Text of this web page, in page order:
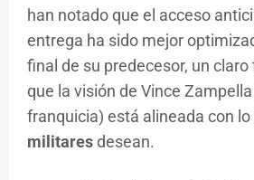
han notado que el acceso
entrega ha sido mejor
final de su predecesor, un
que la visión de Vince
franquicia) está alineada con lo
militaresdesean.